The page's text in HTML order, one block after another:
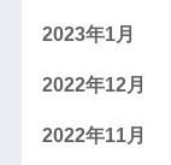
2023年1月
2022年12月
2022年11月